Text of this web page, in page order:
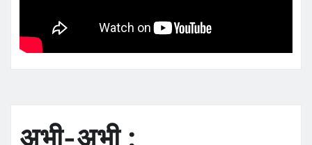
अभी-अभी :